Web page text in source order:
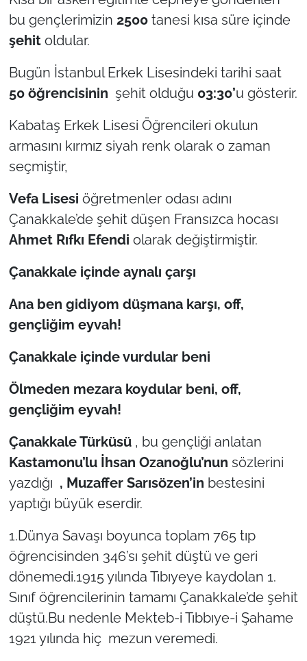
bu gençlerimizin 2500 tanesi kısa süre içinde
şehit oldular.
Bugün İstanbul Erkek Lisesindeki tarihi saat
50 öğrencisinin şehit olduğu 03:30’u gösterir.
Kabataş Erkek Lisesi Öğrencileri okulun
armasını kırmız siyah renk olarak o zaman
seçmiştir,
Vefa Lisesi öğretmenler odası adını
Çanakkale’de şehit düşen Fransızca hocası
Ahmet Rıfkı Efendi olarak değiştirmiştir.
Çanakkale içinde aynalı çarşı
Ana ben gidiyom düşmana karşı, off,
gençliğim eyvah!
Çanakkale içinde vurdular beni
Ölmeden mezara koydular beni, off,
gençliğim eyvah!
Çanakkale Türküsü, bu gençliği anlatan
Kastamonu’lu İhsan Ozanoğlu’nun sözlerini
yazdığı , Muzaffer Sarısözen’in bestesini
yaptığı büyük eserdir.
1.Dünya Savaşı boyunca toplam 765 tıp
öğrencisinden 346’sı şehit düştü ve geri
dönemedi.1915 yılında Tıbıyeye kaydolan 1.
Sınıf öğrencilerinin tamamı Çanakkale’de şehit
düştü.Bu nedenle Mekteb-i Tıbbıye-i Şahame
1921 yılında hiç mezun veremedi.